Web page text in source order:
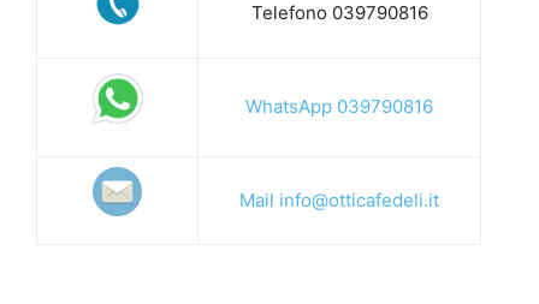
Telefono 039790816
WhatsApp 039790816
Mail info@otticafedeli.it